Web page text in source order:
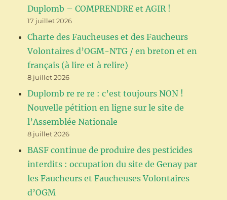
Duplomb – COMPRENDRE et AGIR !
17 juillet 2026
Charte des Faucheuses et des Faucheurs
Volontaires d’OGM-NTG / en breton et en
français (à lire et à relire)
8 juillet 2026
Duplomb re re re : c’est toujours NON !
Nouvelle pétition en ligne sur le site de
l’Assemblée Nationale
8 juillet 2026
BASF continue de produire des pesticides
interdits : occupation du site de Genay par
les Faucheurs et Faucheuses Volontaires
d’OGM